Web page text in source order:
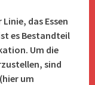
das Essen
es Bestandteil
Um die
sind
um